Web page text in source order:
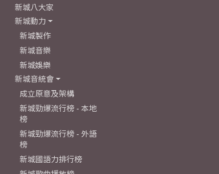
新城八大家
新城動力
新城製作
新城音樂
新城娛樂
新城音統會
成立原意及架構
新城勁爆流行榜 - 本地
榜
新城勁爆流行榜 - 外語
榜
新城國語力排行榜